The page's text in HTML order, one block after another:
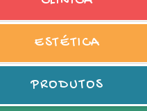
ESTÉTICA
PRODUTOS